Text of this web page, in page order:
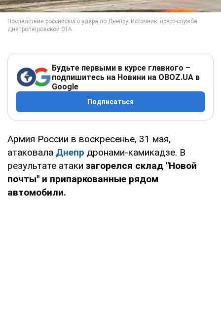
Будьте первыми в курсе главного –
подпишитесь на Новини на OBOZ.UA в
Google
Подписаться
Армия России в воскресенье, 31 мая,
атаковала Днепр дронами-камикадзе. В
результате атаки загорелся склад "Новой
почты" и припаркованные рядом
автомобили.